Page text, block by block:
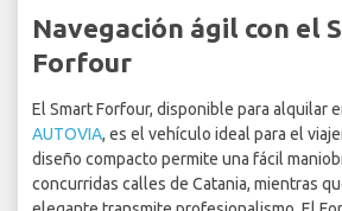
Navegación ágil con el
Forfour
El Smart Forfour, disponible para alquilar
AUTOVIA, es el vehículo ideal para el
diseño compacto permite una fácil
concurridas calles de Catania, mientras